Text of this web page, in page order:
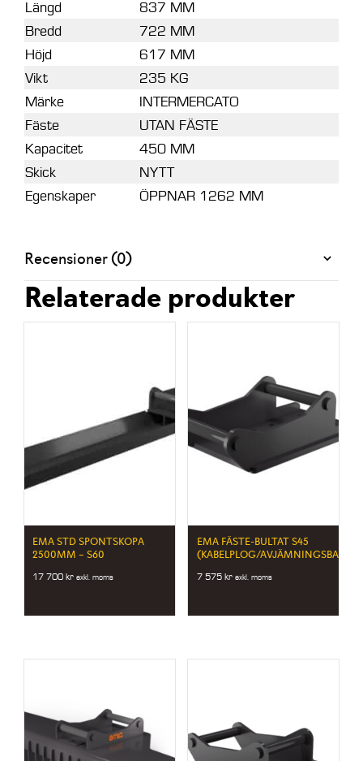
Längd
837 MM
Bredd
722 MM
Höjd
617 MM
Vikt
235 KG
Märke
INTERMERCATO
Fäste
UTAN FÄSTE
Kapacitet
450 MM
Skick
NYTT
Egenskaper
ÖPPNAR 1262 MM
Recensioner (0)
Relaterade produkter
EMA STD SPONTSKOPA
2500MM – S60
17 700kr exkl. moms
EMA FÄSTE-BULTAT S45
(KABELPLOG/AVJÄMNINGSBALK)
7 575 kr exkl. moms